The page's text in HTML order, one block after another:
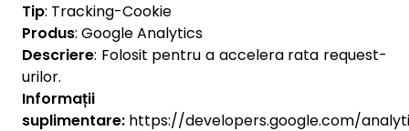
Tip: Tracking-Cookie
Produs: Google Analytics
Descriere: Folosit pentru a accelera rata request-
urilor.
Informații
suplimentare: https://developers.google.com/